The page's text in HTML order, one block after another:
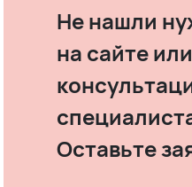
Не нашли
на сайте
Оставьте